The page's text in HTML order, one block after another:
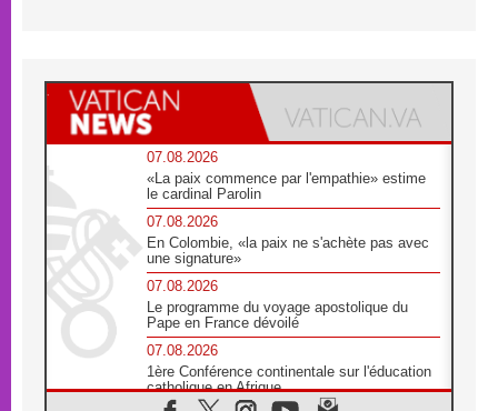
07.08.2026
«La paix commence par l'empathie» estime
le cardinal Parolin
07.08.2026
En Colombie, «la paix ne s'achète pas avec
une signature»
07.08.2026
Le programme du voyage apostolique du
Pape en France dévoilé
07.08.2026
1ère Conférence continentale sur l'éducation
catholique en Afrique